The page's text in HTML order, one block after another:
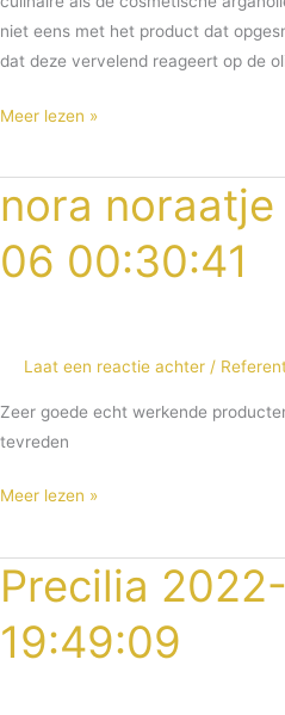
niet eens met het product dat
dat deze vervelend reageert op de
Meer lezen »
nora
06 00:30:41
Laat een reactie achter /
Zeer goede echt werkende
tevreden
noraatje
2022-
06-
Meer lezen »
Precilia
19:49:09
Precilia
2022-
03-
01